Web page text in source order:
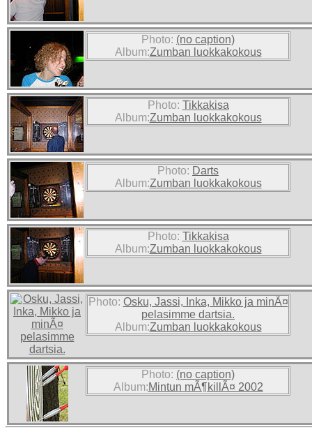
Photo: (no caption)
Album:Zumban luokkakokous
Photo: Tikkakisa
Album:Zumban luokkakokous
Photo: Darts
Album:Zumban luokkakokous
Photo: Tikkakisa
Album:Zumban luokkakokous
Photo: Osku, Jassi, Inka, Mikko ja minÃ¤
pelasimme dartsia.
Album:Zumban luokkakokous
Photo: (no caption)
Album:Mintun mÃ¶killÃ¤ 2002